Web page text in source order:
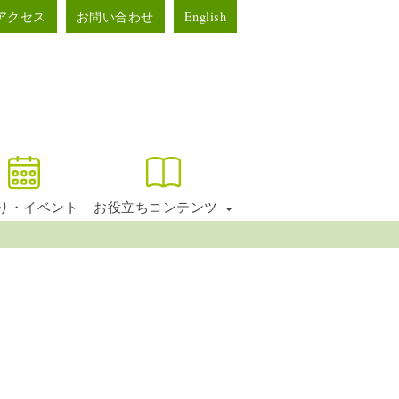
English
お問い合わせ
クセス
・イベント お役立ちコンテンツ